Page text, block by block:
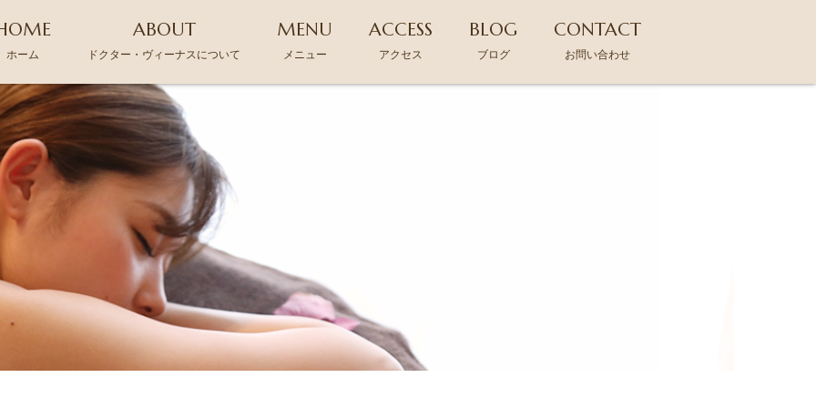
ホーム
ABOUT
ドクター・ヴィーナスについて
MENU
メニュー
ACCESS
アクセス
BLOG
ブログ
CONTACT
お問い合わせ